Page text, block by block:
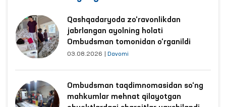
Qashqadaryoda zo‘ravonlikdan
jabrlangan ayolning holati
Ombudsman tomonidan o‘rganildi
03.08.2026 Davomi
Ombudsman taqdimnomasidan so‘ng
mahkumlar mehnat qilayotgan